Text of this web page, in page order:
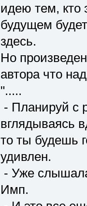
идею тем, кто
будущем
здесь.
Но
автора что
".....
- Планируй с
вглядываясь
то ты будешь
удивлен.
- Уже
Имп.